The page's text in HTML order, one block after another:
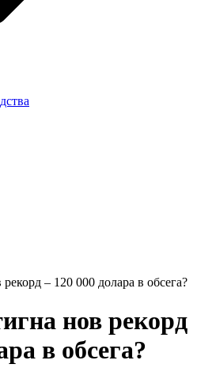
– 120 000 долара в обсега?
нов рекорд
в обсега?